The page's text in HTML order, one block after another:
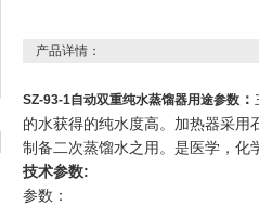
产品详情：
SZ-93-1自动双重纯水蒸馏器用途参数 ：
的水获得的纯水度高。加热器采
制备二次蒸馏水之用。是医学，化
技术参数:
参数：